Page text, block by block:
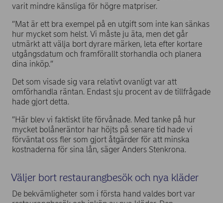
varit mindre känsliga för högre matpriser.
”Mat är ett bra exempel på en utgift som inte kan sänkas
hur mycket som helst. Vi måste ju äta, men det går
utmärkt att välja bort dyrare märken, leta efter kortare
utgångsdatum och framförallt storhandla och planera
dina inköp.”
Det som visade sig vara relativt ovanligt var att
omförhandla räntan. Endast sju procent av de tillfrågade
hade gjort detta.
”Här blev vi faktiskt lite förvånade. Med tanke på hur
mycket bolåneräntor har höjts på senare tid hade vi
förväntat oss fler som gjort åtgärder för att minska
kostnaderna för sina lån, säger Anders Stenkrona.
Väljer bort restaurangbesök och nya kläder
De bekvämligheter som i första hand valdes bort var